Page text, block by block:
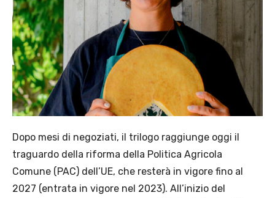
Dopo mesi di negoziati, il trilogo raggiunge oggi il
traguardo della riforma della Politica Agricola
Comune (PAC) dell’UE, che resterà in vigore fino al
2027 (entrata in vigore nel 2023). All’inizio del